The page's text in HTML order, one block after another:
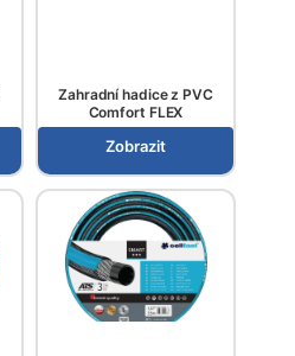
Zahradní hadice z PVC
Comfort FLEX
Zobrazit